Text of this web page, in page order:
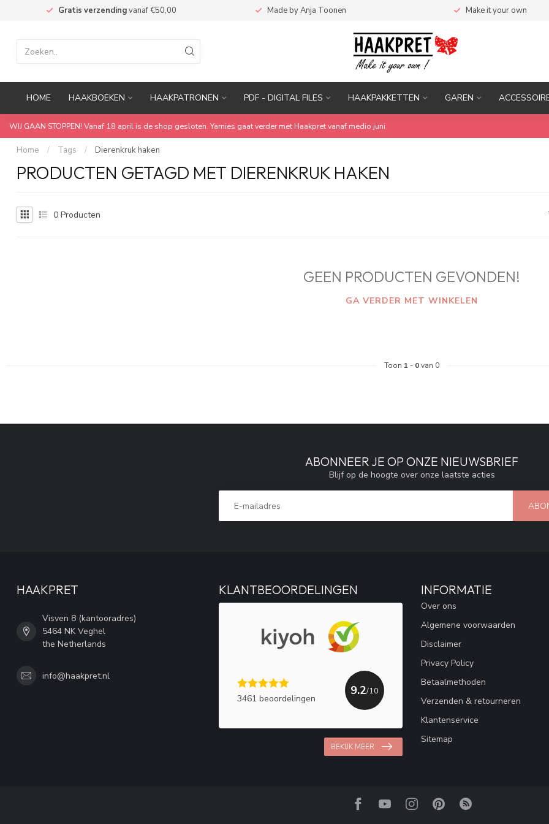
Gratis verzendingvanaf €50,00 Made by Anja Toonen Make it your own
HOME HAAKBOEKEN HAAKPATRONEN PDF - DIGITAL FILES HAAKPAKKETTEN GAREN
WIJ GAAN STOPPEN! Vanaf 18 april is de shop gesloten. Yarnies gaat verder met Haakpret vanaf medio juni
Home / Tags / Dierenkruk haken
PRODUCTEN GETAGD MET DIERENKRUK HAKEN
0 Producten
GEEN PRODUCTEN GEVONDEN!
GA VERDER MET WINKELEN
Toon 1 - 0van 0
ABONNEER JE OP ONZE NIEUWSBRIEF
Blijf op de hoogte over onze laatste acties
HAAKPRET
Visven 8 (kantooradres)
5464 NK Veghel
the Netherlands
info@haakpret.nl
KLANTBEOORDELINGEN
3461 beoordelingen
9.2/10
BEKIJK MEER
INFORMATIE
Over ons
Algemene voorwaarden
Disclaimer
Privacy Policy
Betaalmethoden
Verzenden & retourneren
Klantenservice
Sitemap